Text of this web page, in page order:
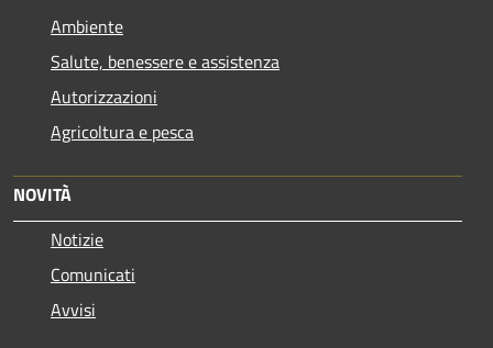
Ambiente
Salute, benessere e assistenza
Autorizzazioni
Agricoltura e pesca
NOVITÀ
Notizie
Comunicati
Avvisi